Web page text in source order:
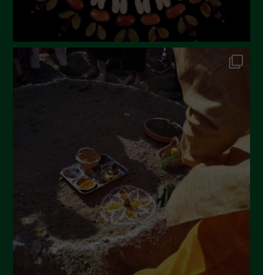
Dicembre 2022
Novembre 2022
Ottobre 2022
Settembre 2022
Aprile 2022
Marzo 2022
Febbraio 2022
Gennaio 2022
Dicembre 2021